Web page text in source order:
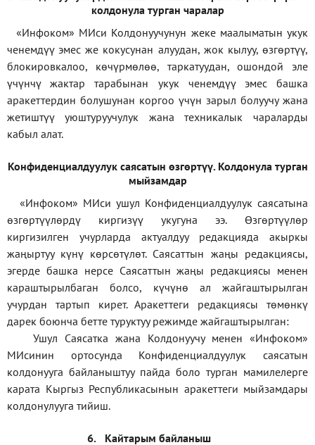
колдонула турган чаралар
«Инфоком» МИси Колдонуучунун жеке маалыматын укук
ченемдүү эмес же кокусунан алуудан, жок кылуу, өзгөртүү,
блокировкалоо, көчүрмөлөө, таркатуудан, ошондой эле
үчүнчү жактар тарабынан укук ченемдүү эмес башка
аракеттердин болушунан коргоо үчүн зарыл болуучу жана
жетиштүү уюштуруучулук жана техникалык чараларды
кабыл алат.
Конфиденциалдуулук саясатын өзгөртүү. Колдонула турган
мыйзамдар
«Инфоком» МИси ушул Конфиденциалдуулук саясатына
өзгөртүүлөрдү киргизүү укугуна ээ. Өзгөртүүлөр
киргизилген учурларда актуалдуу редакцияда акыркы
жаңыртуу күнү көрсөтүлөт. Саясаттын жаңы редакциясы,
эгерде башка нерсе Саясаттын жаңы редакциясы менен
караштырылбаган болсо, күчүнө ал жайгаштырылган
учурдан тартып кирет. Аракеттеги редакциясы төмөнкү
дарек боюнча бетте туруктуу режимде жайгаштырылган:
Ушул Саясатка жана Колдонуучу менен «Инфоком»
МИсинин ортосунда Конфиденциалдуулук саясатын
колдонууга байланыштуу пайда боло турган мамилелерге
карата Кыргыз Республикасынын аракеттеги мыйзамдары
колдонулууга тийиш.
6. Кайтарым байланыш